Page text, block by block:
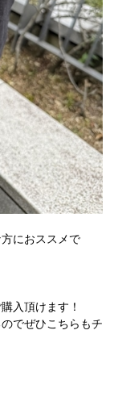
におススメで
入頂けます！
でぜひこちらもチ